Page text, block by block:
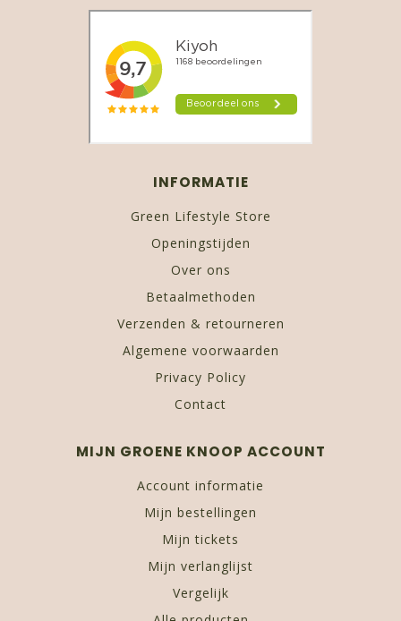
INFORMATIE
Green Lifestyle Store
Openingstijden
Over ons
Betaalmethoden
Verzenden & retourneren
Algemene voorwaarden
Privacy Policy
Contact
MIJN GROENE KNOOP ACCOUNT
Account informatie
Mijn bestellingen
Mijn tickets
Mijn verlanglijst
Vergelijk